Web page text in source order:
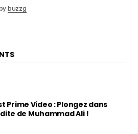
buzzg
Prime Video : Plongez dans
de Muhammad Ali !